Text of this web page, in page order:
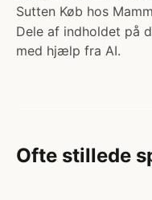
Sutten Køb hos
Dele af indholdet på
med hjælp fra AI.
Ofte stillede